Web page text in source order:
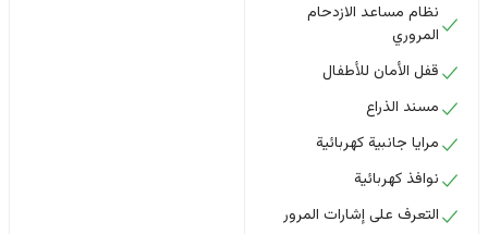
نظام مساعد الازدحام
المروري
قفل الأمان للأطفال
مسند الذراع
مرايا جانبية كهربائية
نوافذ كهربائية
التعرف على إشارات المرور